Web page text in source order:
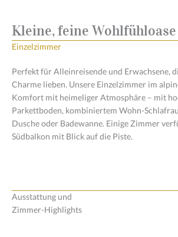
Kleine, feine Wohlfühloase
Einzelzimmer
Perfekt für Alleinreisende und Erwachsene,
Charme lieben. Unsere Einzelzimmer im
Komfort mit heimeliger Atmosphäre – mit
Parkettboden, kombiniertem Wohn-
Dusche oder Badewanne. Einige Zimmer
Südbalkon mit Blick auf die Piste.
Ausstattung und
Zimmer-Highlights